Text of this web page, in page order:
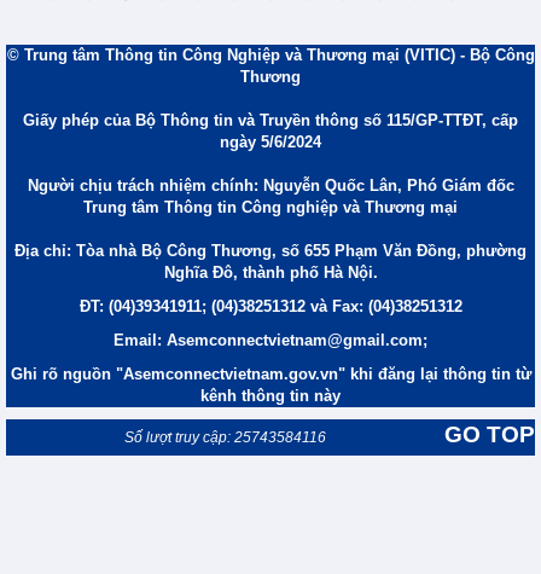
© Trung tâm Thông tin Công Nghiệp và Thương mại (VITIC) - Bộ Công
Thương
Giấy phép của Bộ Thông tin và Truyền thông số 115/GP-TTĐT, cấp
ngày 5/6/2024
Người chịu trách nhiệm chính: Nguyễn Quốc Lân, Phó Giám đốc
Trung tâm Thông tin Công nghiệp và Thương mại
Địa chỉ: Tòa nhà Bộ Công Thương, số 655 Phạm Văn Đồng, phường
Nghĩa Đô, thành phố Hà Nội.
ĐT: (04)39341911; (04)38251312 và Fax: (04)38251312
Email: Asemconnectvietnam@gmail.com;
Ghi rõ nguồn "Asemconnectvietnam.gov.vn" khi đăng lại thông tin từ
kênh thông tin này
GO TOP
Số lượt truy cập: 25743584116